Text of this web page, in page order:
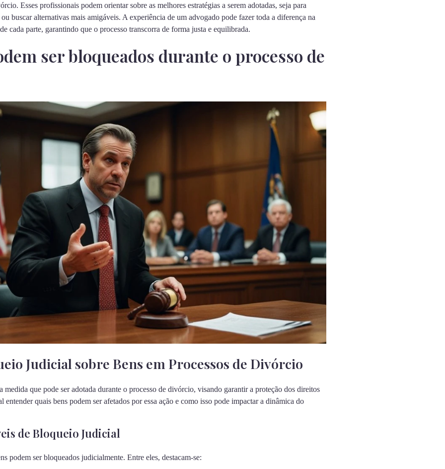
Esses profissionais podem orientar sobre as melhores estratégias a serem adotadas, seja para
buscar alternativas mais amigáveis. A experiência de um advogado pode fazer toda a diferença na
cada parte, garantindo que o processo transcorra de forma justa e equilibrada.
ser bloqueados durante o processo de
Judicial sobre Bens em Processos de Divórcio
que pode ser adotada durante o processo de divórcio, visando garantir a proteção dos direitos
entender quais bens podem ser afetados por essa ação e como isso pode impactar a dinâmica do
de Bloqueio Judicial
podem ser bloqueados judicialmente. Entre eles, destacam-se: